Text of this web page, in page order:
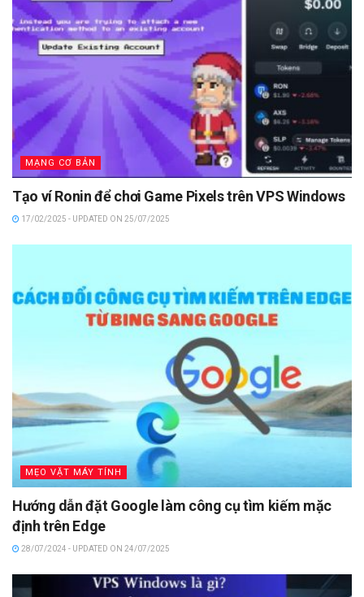
MẠNG CƠ BẢN
Tạo ví Ronin để chơi Game Pixels trên VPS Windows
17/02/2025 - UPDATED ON 25/07/2025
MẸO VẶT MÁY TÍNH
Hướng dẫn đặt Google làm công cụ tìm kiếm mặc
định trên Edge
28/07/2024 - UPDATED ON 24/07/2025